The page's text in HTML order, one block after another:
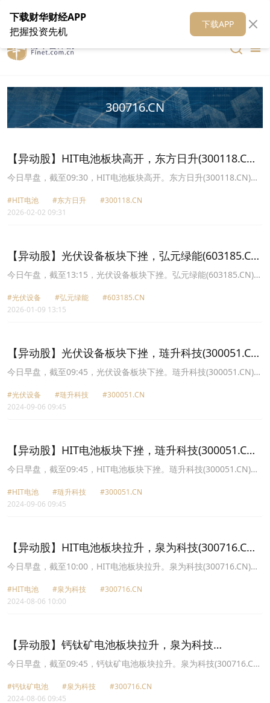
在线客服 关于我们 财华媒体矩阵 财华智库
300716.CN
【异动股】HIT电池板块高开，东方日升(300118.CN)
涨7.68%
今日早盘，截至09:30，HIT电池板块高开。东方日升(300118.CN)涨
(300716.CN)涨6.68%报11.98元，迈为股份(300751.CN)涨5.30%报
326.98元，欧普泰(920414.CN)涨4.83%报15.83元，欧莱新材
#HIT电池 #东方日升
#300118.CN
2026-02-02 09:31
【异动股】光伏设备板块下挫，弘元绿能(603185.CN)
跌9.21%
今日午盘，截至13:15，光伏设备板块下挫。弘元绿能(603185.CN)跌
股份(300751.CN)跌5.44%报201.23元，高测股份(688556.CN)跌
4.96%报13.22元，东方日升(300118.CN)跌4.48%报16.62元，奥特
#光伏设备 #弘元绿能
#603185.CN
2026-01-09 13:15
【异动股】光伏设备板块下挫，琏升科技(300051.CN)
跌8.63%
今日早盘，截至09:45，光伏设备板块下挫。琏升科技(300051.CN)跌
技(300716.CN)跌4.56%报8.37元，国晟科技(603778.CN)跌4.14%报
2.78元，安彩高科(600207.CN)跌3.37%报3.73元，凯盛新能
#光伏设备 #琏升科技
#300051.CN
2024-09-06 09:45
【异动股】HIT电池板块下挫，琏升科技(300051.CN)
跌8.89%
今日早盘，截至09:45，HIT电池板块下挫。琏升科技(300051.CN)跌
技(300716.CN)跌4.56%报8.37元，聚和材料(688503.CN)跌3.08%报
27.72元，正业科技(300410.CN)跌2.71%报5.03元，帝科股份
#HIT电池 #琏升科技
#300051.CN
2024-09-06 09:45
【异动股】HIT电池板块拉升，泉为科技(300716.CN)
涨20.03%
今日早盘，截至10:00，HIT电池板块拉升。泉为科技(300716.CN)涨
日升(300118.CN)涨7.14%报11.11元，晶澳科技(002459.CN)涨
6.82%报10.96元，金刚光伏(300093.CN)涨6.34%报12.92元，金辰
#HIT电池 #泉为科技
#300716.CN
2024-08-06 10:00
【异动股】钙钛矿电池板块拉升，泉为科技
(300716.CN)涨20.03%
今日早盘，截至09:45，钙钛矿电池板块拉升。泉为科技(300716.CN)
聆达(300125.CN)涨7.81%报4.28元，东方日升(300118.CN)涨7.04%
报11.1元，中来股份(300393.CN)涨4.47%报5.84元，捷佳伟创
#钙钛矿电池 #泉为科技
#300716.CN
2024-08-06 09:45
下载财华财经APP
把握投资先机
下载APP